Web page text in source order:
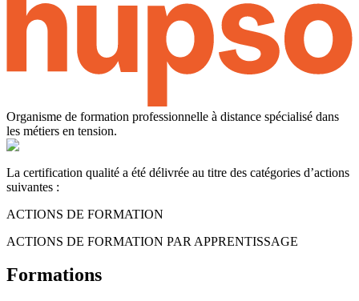
Organisme de formation professionnelle à distance spécialisé dans
les métiers en tension.
La certification qualité a été délivrée au titre des catégories d’actions
suivantes :
ACTIONS DE FORMATION
ACTIONS DE FORMATION PAR APPRENTISSAGE
Formations